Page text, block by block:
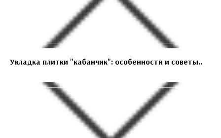
Укладка плитки "кабанчик": особенности и советы..